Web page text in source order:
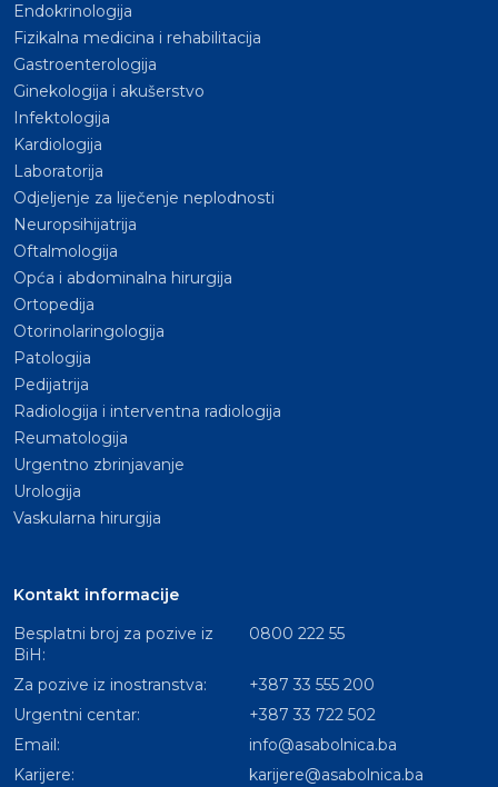
Endokrinologija
Fizikalna medicina i rehabilitacija
Gastroenterologija
Ginekologija i akušerstvo
Infektologija
Kardiologija
Laboratorija
Odjeljenje za liječenje neplodnosti
Neuropsihijatrija
Oftalmologija
Opća i abdominalna hirurgija
Ortopedija
Otorinolaringologija
Patologija
Pedijatrija
Radiologija i interventna radiologija
Reumatologija
Urgentno zbrinjavanje
Urologija
Vaskularna hirurgija
Kontakt informacije
Besplatni broj za pozive iz
BiH:
0800 222 55
Za pozive iz inostranstva:
+387 33 555 200
Urgentni centar:
+387 33 722 502
Email:
info@asabolnica.ba
Karijere:
karijere@asabolnica.ba